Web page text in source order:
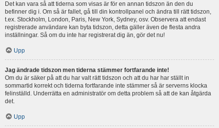
Det kan vara så att tiderna som visas är för en annan tidszon än den du
befinner dig i. Om så är fallet, gå till din kontrollpanel och ändra till rätt tidszon,
t.ex. Stockholm, London, Paris, New York, Sydney, osv. Observera att endast
registrerade användare kan byta tidszon, detta gäller även de flesta andra
inställningar. Så om du inte har registrerat dig än, gör det nu!
Upp
Jag ändrade tidszon men tiderna stämmer fortfarande inte!
Om du är säker på att du har valt rätt tidszon och att du har har ställt in
sommartid korrekt och tiderna fortfarande inte stämmer så är serverns klocka
felinställd. Underrätta en administratör om detta problem så att de kan åtgärda
det.
Upp